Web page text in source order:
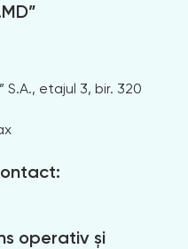
etajul 3, bir. 320
operativ și